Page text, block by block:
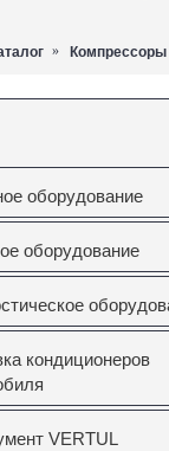
оборудование
оборудование
кондиционеров
VERTUL